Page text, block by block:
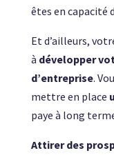
êtes en capacité
Et d’ailleurs,
à développer
d’entreprise.
mettre en place
paye à long
Attirer des